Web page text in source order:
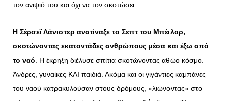
τον ανιψιό του και όχι να τον σκοτώσει.
Η Σέρσεϊ Λάνιστερ ανατίναξε το Σεπτ του Μπέιλορ,
σκοτώνοντας εκατοντάδες ανθρώπους μέσα και έξω από
το ναό. Η έκρηξη διέλυσε σπίτια σκοτώνοντας αθώο κόσμο.
Άνδρες, γυναίκες ΚΑΙ παιδιά. Ακόμα και οι γιγάντιες καμπάνες
του ναού κατρακυλούσαν στους δρόμους, «λιώνοντας» στο